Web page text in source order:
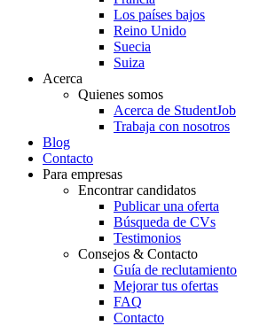
Los países bajos
Reino Unido
Suecia
Suiza
Acerca
Quienes somos
Acerca de StudentJob
Trabaja con nosotros
Blog
Contacto
Para empresas
Encontrar candidatos
Publicar una oferta
Búsqueda de CVs
Testimonios
Consejos & Contacto
Guía de reclutamiento
Mejorar tus ofertas
FAQ
Contacto